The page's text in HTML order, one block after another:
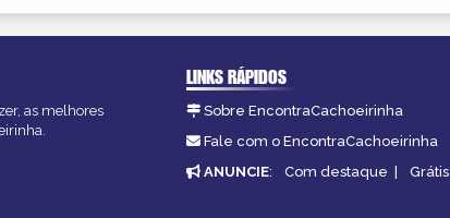
as melhores
LINKS RÁPIDOS
Sobre EncontraCachoeirinha
Fale com o EncontraCachoeirinha
ANUNCIE: Com destaque | Grátis